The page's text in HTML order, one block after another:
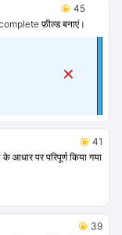
45
फ़ील्ड बनाएं।
41
पर परिपूर्ण किया गया
39